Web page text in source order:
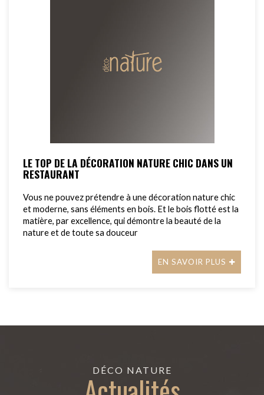
LE TOP DE LA DÉCORATION NATURE CHIC DANS UN
RESTAURANT
Vous ne pouvez prétendre à une décoration nature chic
et moderne, sans éléments en bois. Et le bois flotté est la
matière, par excellence, qui démontre la beauté de la
nature et de toute sa douceur
EN SAVOIR PLUS
DÉCO NATURE